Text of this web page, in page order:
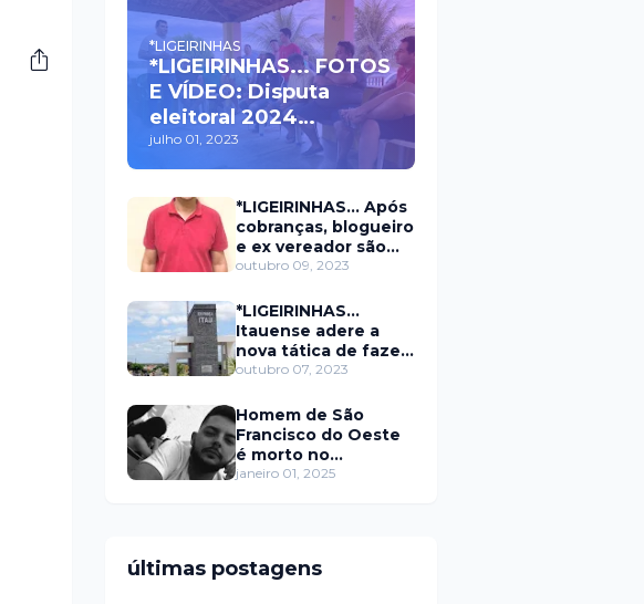
*LIGEIRINHAS
*LIGEIRINHAS... FOTOS
E VÍDEO: Disputa
eleitoral 2024
movimenta políticos
da oposição em Itaú na
escolha do candidato
a prefeito
julho 01, 2023
*LIGEIRINHAS... Após
cobranças, blogueiro
e ex vereador são
xingados pelo
prefeitura de Itaú
outubro 09, 2023
*LIGEIRINHAS...
Itauense adere a
nova tática de fazer
exame através de
outubro 07, 2023
Homem de São
Francisco do Oeste
é morto no
município de
janeiro 01, 2025
últimas postagens